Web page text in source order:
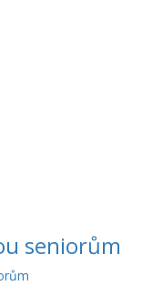
seniorům